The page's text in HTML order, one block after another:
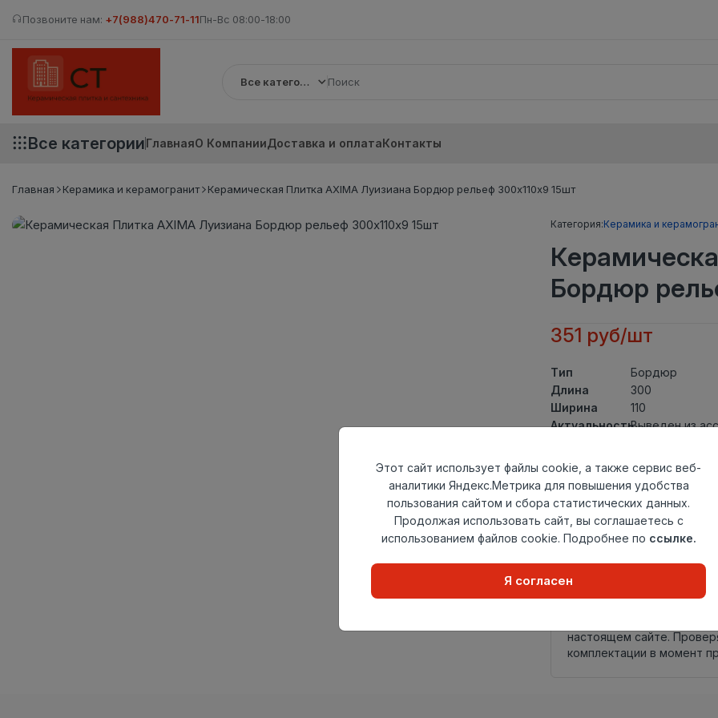
Позвоните нам: +7(988)470-71-11Пн-Вс 08:00-18:00
Все категории
Все категорииГлавнаяО КомпанииДоставка и оплатаКонтакты
Главная Керамика и керамогранит Керамическая Плитка AXIMA Луизиана Бордюр рельеф 300х110х9 15шт
Категория:Керамика и
Бордюр
351 руб/шт
Тип
Бордюр
Длина
300
Ширина
110
АктуальностьВыведен из
группа
Толщина
Поверхность
глянцевая
Страна
происхождения
Россия
Осталось16 шт
настоящем сайте.
комплектации в момент
Этот сайт использует файлы cookie, а также сервис веб-
аналитики Яндекс.Метрика для повышения удобства
пользования сайтом и сбора статистических данных.
Продолжая использовать сайт, вы соглашаетесь с
использованием файлов cookie. Подробнее по ссылке.
Я согласен